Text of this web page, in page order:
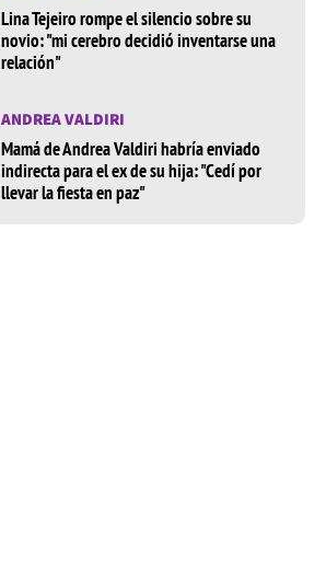
Lina Tejeiro rompe el silencio sobre su
novio: "mi cerebro decidió inventarse una
relación"
ANDREA VALDIRI
Mamá de Andrea Valdiri habría enviado
indirecta para el ex de su hija: "Cedí por
llevar la fiesta en paz"